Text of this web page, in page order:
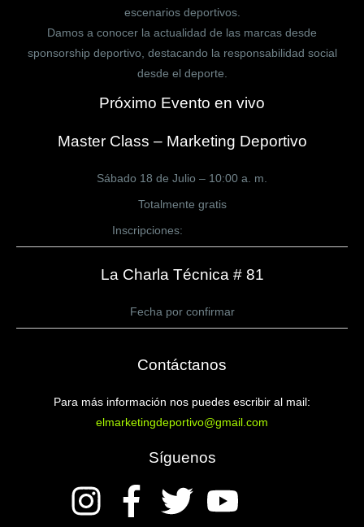
escenarios deportivos.
Damos a conocer la actualidad de las marcas desde
sponsorship deportivo, destacando la responsabilidad social
desde el deporte.
Próximo Evento en vivo
Master Class – Marketing Deportivo
Sábado 18 de Julio – 10:00 a. m.
Totalmente gratis
Inscripciones:
La Charla Técnica # 81
Fecha por confirmar
Contáctanos
Para más información nos puedes escribir al mail:
elmarketingdeportivo@gmail.com
Síguenos